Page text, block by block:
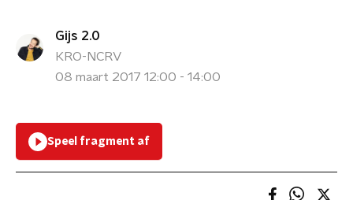
Gijs 2.0
KRO-NCRV
08 maart 2017 12:00 - 14:00
Speel fragment af